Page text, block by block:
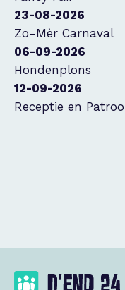
23-08-2026
Zo-Mèr Carnaval
06-09-2026
Hondenplons
12-09-2026
Receptie en